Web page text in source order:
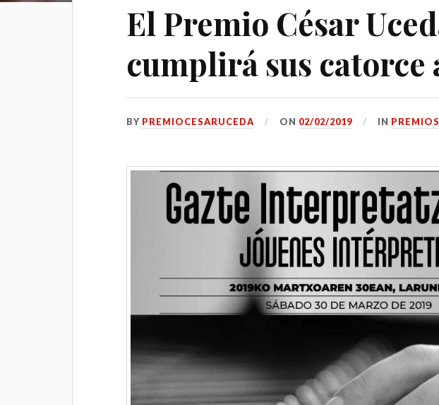
El Premio César
cumplirá sus catorce
BY PREMIOCESARUCEDA ON 02/02/2019 IN